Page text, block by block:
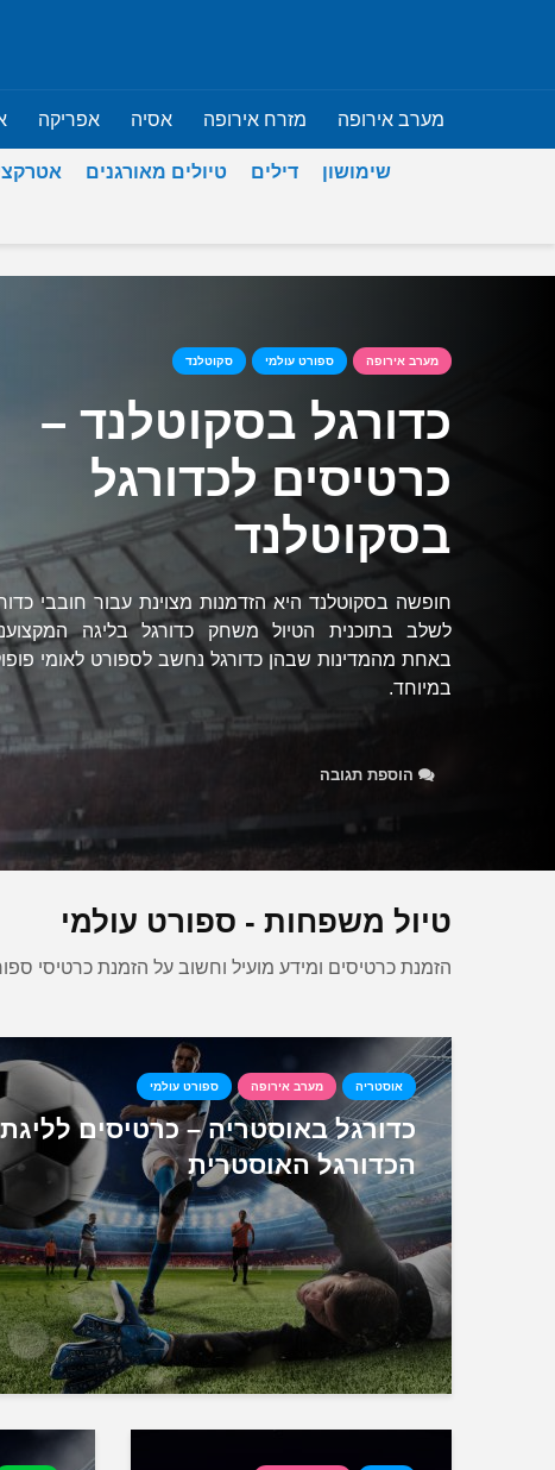
מערב אירופה מזרח אירופה אסיה אפריקה
שימושון דילים טיולים מאורגנים
מערב אירופה ספורט עולמי סקוטלנד
כדורגל בסקוטלנד –
כרטיסים לכדורגל
בסקוטלנד
חופשה בסקוטלנד היא הזדמנות מצוינת עבור חובבי
לשלב בתוכנית הטיול משחק כדורגל בליגה
באחת מהמדינות שבהן כדורגל נחשב לספורט לאומי
במיוחד.
הוספת תגובה
טיול משפחות - ספורט עולמי
הזמנת כרטיסים ומידע מועיל וחשוב על הזמנת כרטיסי
אוסטריה מערב אירופה ספורט עולמי
כדורגל באוסטריה – כרטיסים לליגת
הכדורגל האוסטרית